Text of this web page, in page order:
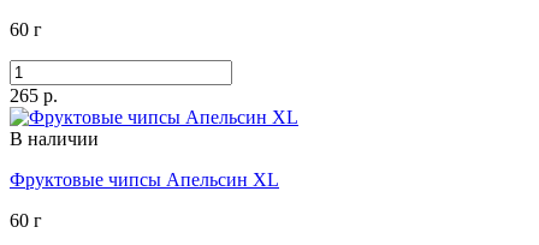
60 г
265 р.
В наличии
Фруктовые чипсы Апельсин XL
60 г